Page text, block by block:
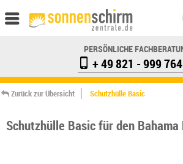
PERSÖNLICHE
+ 49 821 - 999
Zurück zur Übersicht Schutzhülle Basic
Schutzhülle Basic für den Bahama